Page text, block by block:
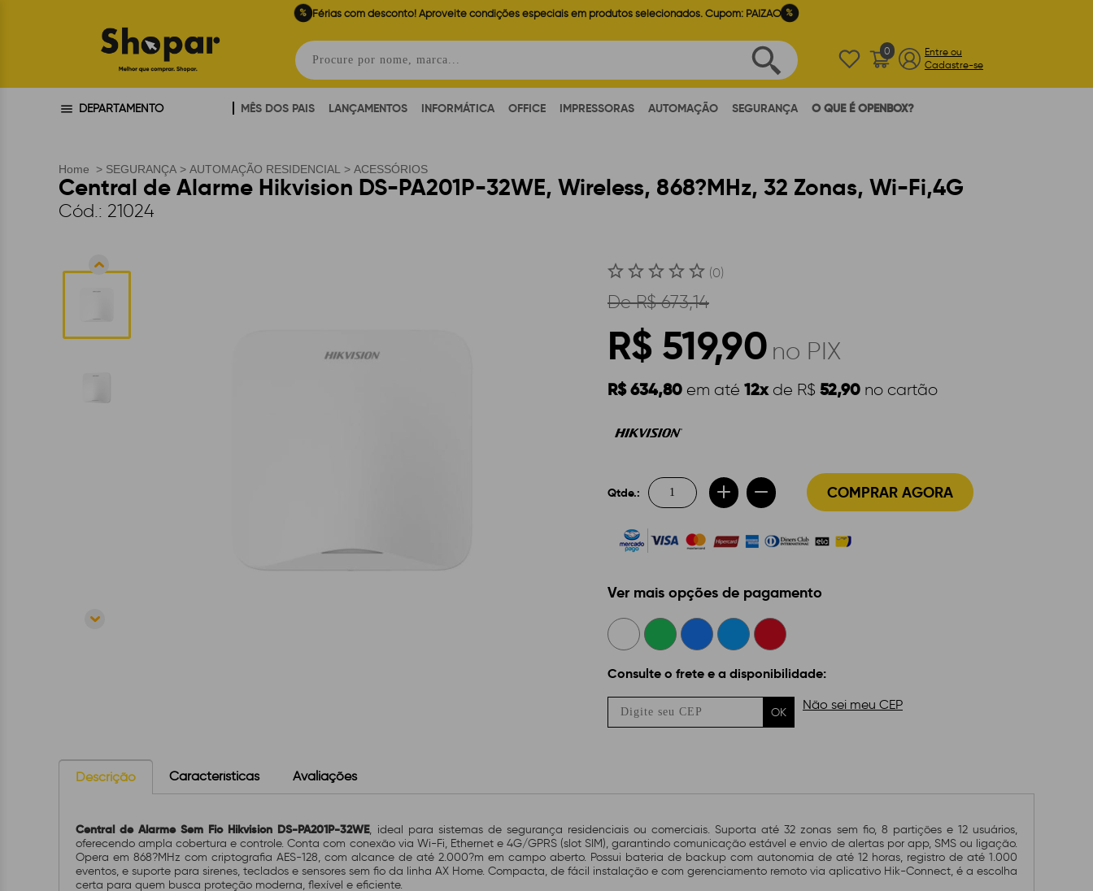
% Férias com desconto! Aproveite condições especiais em produtos selecionados. Cupom: PAIZAO %
0
Entre ou
Cadastre-se
DEPARTAMENTO MÊS DOS PAIS LANÇAMENTOS INFORMÁTICA OFFICE IMPRESSORAS AUTOMAÇÃO SEGURANÇA O QUE É OPENBOX?
Home > SEGURANÇA > AUTOMAÇÃO RESIDENCIAL > ACESSÓRIOS
Central de Alarme Hikvision DS-PA201P-32WE, Wireless, 868?MHz, 32 Zonas, Wi-Fi,4G
Cód.: 21024
(0)
DeR$ 673,14
R$ 519,90 no PIX
R$ 634,80 em até 12xde R$ 52,90 no cartão
Qtde.: COMPRAR AGORA
Ver mais opções de pagamento
Consulte o frete e a disponibilidade:
OK Não sei meu CEP
Descrição Características Avaliações
Central de Alarme Sem Fio Hikvision DS-PA201P-32WE, ideal para sistemas de segurança residenciais ou comerciais. Suporta até32 zonas sem fio, 8 partiçõese 12 usuários,
oferecendo ampla cobertura e controle. Conta com conexão via Wi-Fi, Ethernet e 4G/GPRS(slot SIM), garantindo comunicação estável e envio de alertas por app, SMS ou ligação.
Opera em 868?MHz com criptografia AES-128, com alcance de até 2.000?m em campo aberto. Possui bateria de backup com autonomia de até 12 horas, registro de até 1.000
eventos, e suporte para sirenes, teclados e sensores sem fio da linha AX Home. Compacta, de fácil instalação e com gerenciamento remoto via aplicativo Hik-Connect, é a escolha
certa para quem busca proteção moderna, flexível e eficiente.